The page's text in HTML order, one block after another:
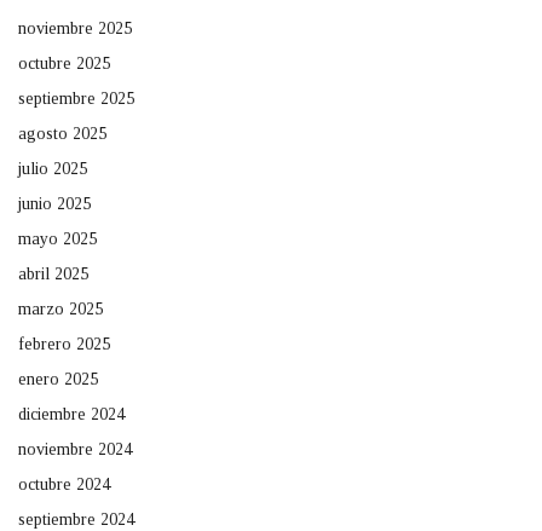
noviembre 2025
octubre 2025
septiembre 2025
agosto 2025
julio 2025
junio 2025
mayo 2025
abril 2025
marzo 2025
febrero 2025
enero 2025
diciembre 2024
noviembre 2024
octubre 2024
septiembre 2024